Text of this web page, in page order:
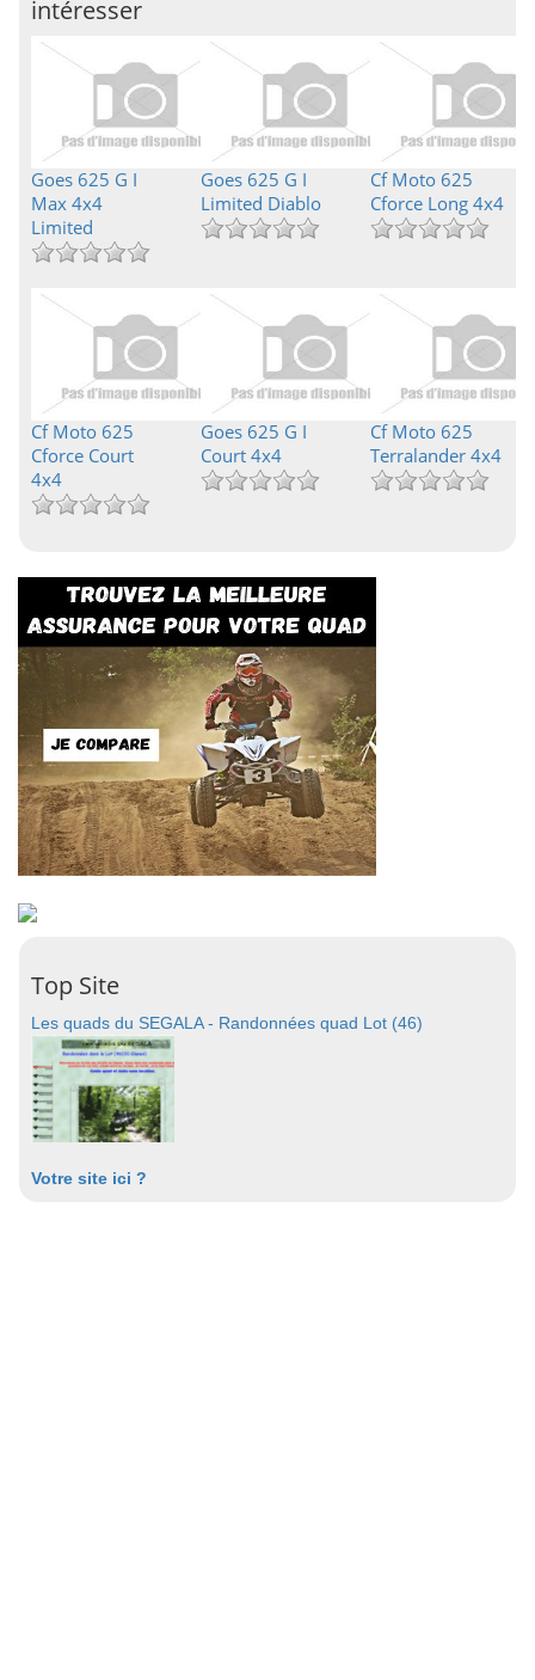
intéresser
Goes 625 G I
Max 4x4
Limited
Goes 625 G I
Limited Diablo
Cf Moto 625
Cforce Long 4x4
Cf Moto 625
Cforce Court
4x4
Goes 625 G I
Court 4x4
Cf Moto 625
Terralander 4x4
Top Site
Les quads du SEGALA - Randonnées quad Lot (46)
Votre site ici ?